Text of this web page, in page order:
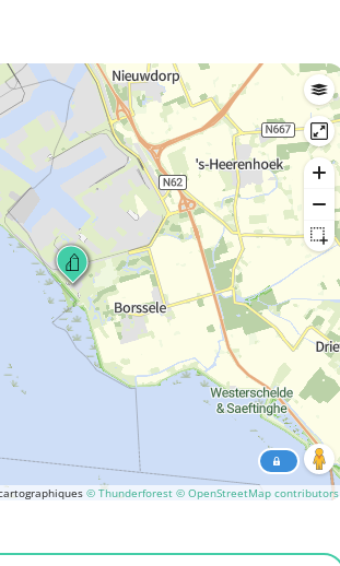
© Thunderforest © OpenStreetMap contributors